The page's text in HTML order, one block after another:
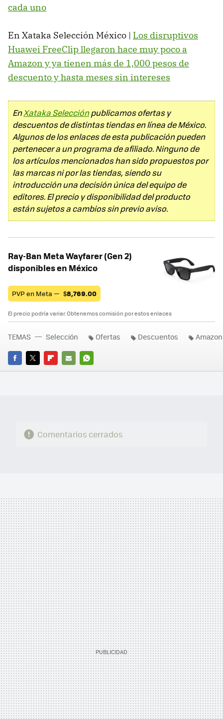
cada uno
En Xataka Selección México | Los disruptivos
Huawei FreeClip llegaron hace muy poco a
Amazon y ya tienen más de 1,000 pesos de
descuento y hasta meses sin intereses
EnXataka Selecciónpublicamos ofertas y
descuentos de distintas tiendas en línea de México.
Algunos de los enlaces de esta publicación pueden
pertenecer a un programa de afiliado. Ninguno de
los artículos mencionados han sido propuestos por
las marcas ni por las tiendas, siendo su
introducción una decisión única del equipo de
editores. El precio y disponibilidad del producto
están sujetos a cambios sin previo aviso.
Ray-Ban Meta Wayfarer (Gen 2)
disponibles en México
PVP en Meta — $8,769.00
El precio podría variar. Obtenemos comisión por estos enlaces
FACEBOOK
TWITTERFLIPBOARD
E-
WHATSAPP
TEMAS Selección Ofertas Descuentos
Comentarios cerrados